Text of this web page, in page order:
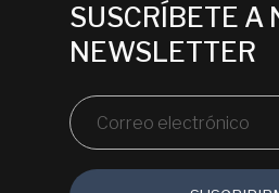
SUSCRÍBETE A
NEWSLETTER